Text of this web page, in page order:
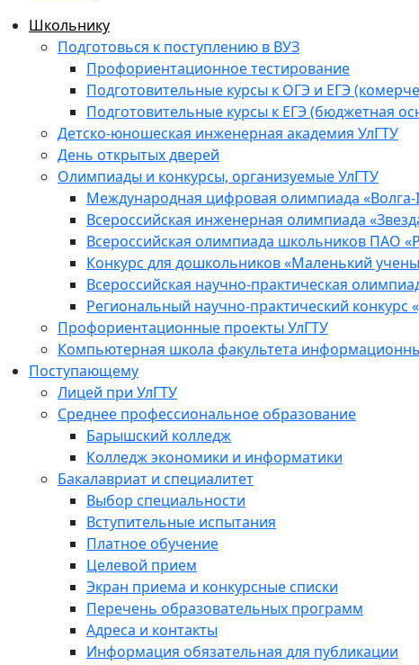
Школьнику
Подготовься к поступлению в ВУЗ
Профориентационное тестирование
Подготовительные курсы к ОГЭ и ЕГЭ
Подготовительные курсы к ЕГЭ (бюджетная
Детско-юношеская инженерная академия УлГТУ
День открытых дверей
Олимпиады и конкурсы, организуемые УлГТУ
Международная цифровая олимпиада «Волга-
Всероссийская инженерная олимпиада
Всероссийская олимпиада школьников ПАО
Конкурс для дошкольников «Маленький
Всероссийская научно-практическая
Региональный научно-практический
Профориентационные проекты УлГТУ
Компьютерная школа факультета
Поступающему
Лицей при УлГТУ
Среднее профессиональное образование
Барышский колледж
Колледж экономики и информатики
Бакалавриат и специалитет
Выбор специальности
Вступительные испытания
Платное обучение
Целевой прием
Экран приема и конкурсные списки
Перечень образовательных программ
Адреса и контакты
Информация обязательная для публикации